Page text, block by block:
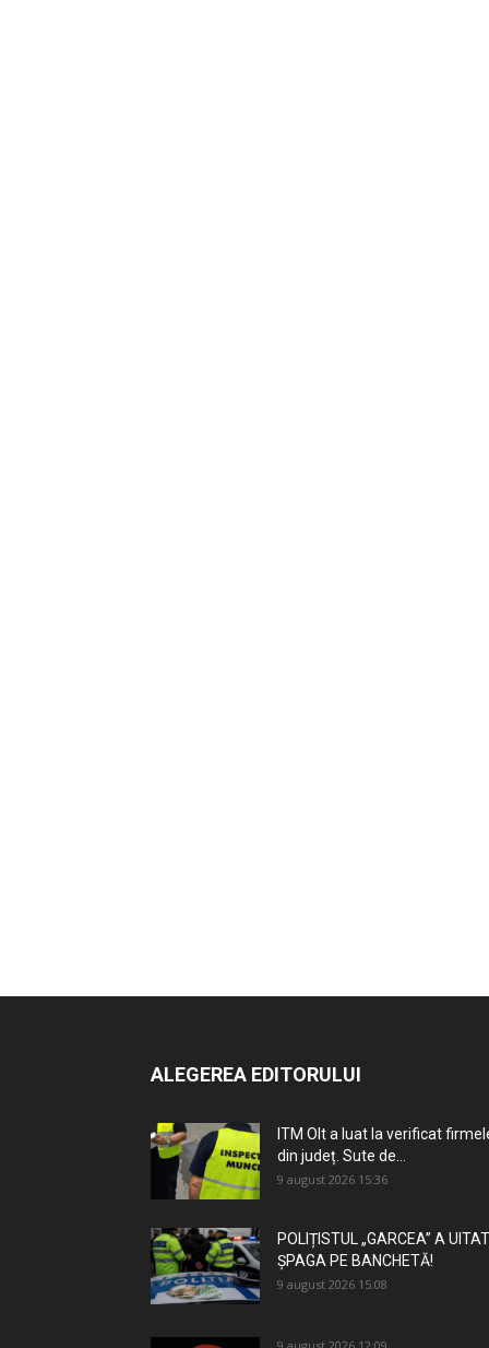
ALEGEREA EDITORULUI
ITM Olt a luat la verificat
din județ. Sute de...
9 august 2026 15:36
POLIȚISTUL „GARCEA” A UITAT
ȘPAGA PE BANCHETĂ!
9 august 2026 15:08